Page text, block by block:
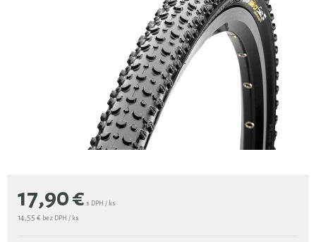
17,90€ s DPH / ks
14,55 € bez DPH / ks